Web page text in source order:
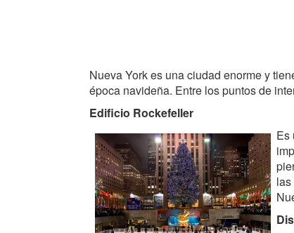
Nueva York es una ciudad enorme y
época navideña. Entre los puntos de
Edificio Rockefeller
Es